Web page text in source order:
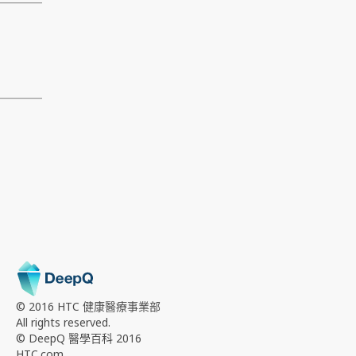
© 2016 HTC 健康醫療事業部
All rights reserved.
© DeepQ 醫學百科 2016